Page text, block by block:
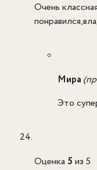
Очень
Мира
Это
Оценка 5 из 5